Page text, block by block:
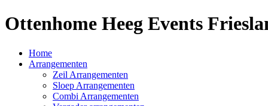
Ottenhome Heeg Events
Home
Arrangementen
Zeil Arrangementen
Sloep Arrangementen
Combi Arrangementen